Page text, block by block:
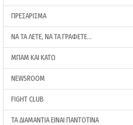
ΠΡΕΣΑΡΙΣΜΑ
ΝΑ ΤΑ ΛΕΤΕ, ΝΑ ΤΑ ΓΡΑΦΕΤΕ…
ΜΠΑΜ ΚΑΙ ΚΑΤΩ
NEWSROOM
FIGHT CLUB
ΤΑ ΔΙΑΜΑΝΤΙΑ ΕΙΝΑΙ ΠΑΝΤΟΤΙΝΑ